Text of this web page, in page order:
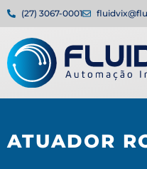
(27) 3067-0001
ATUADOR